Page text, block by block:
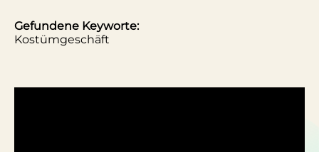
Gefundene Keyworte:
Kostümgeschäft